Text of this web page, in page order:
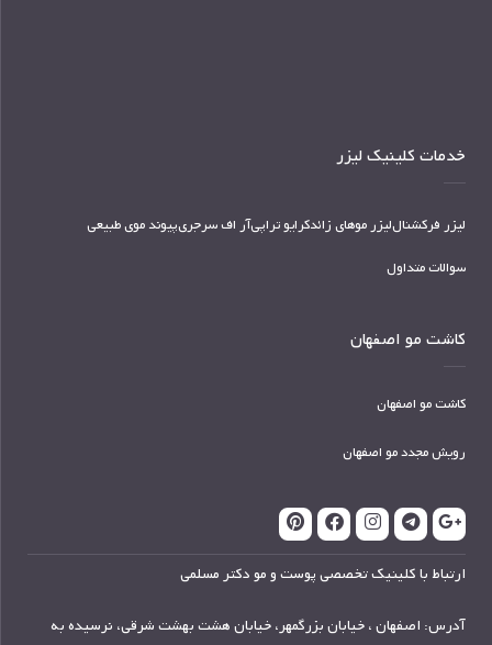
خدمات کلینیک لیزر
لیزر فرکشناللیزر موهای زائدکرایو تراپیآر اف سرجریپیوند موی طبیعی
سوالات متداول
کاشت مو اصفهان
کاشت مو اصفهان
رویش مجدد مو اصفهان
ارتباط با کلینیک تخصصی پوست و مو دکتر مسلمی
آدرس: اصفهان ، خیابان بزرگمهر، خیابان هشت بهشت شرقی، نرسیده به